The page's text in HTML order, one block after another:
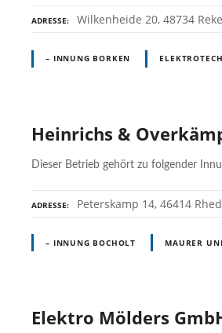
ADRESSE Wilkenheide 20, 48734
– INNUNG BORKEN
Heinrichs &
Dieser Betrieb gehört zu folgender
ADRESSE Peterskamp 14, 46414
– INNUNG BOCHOLT MAURER
Elektro Mölders